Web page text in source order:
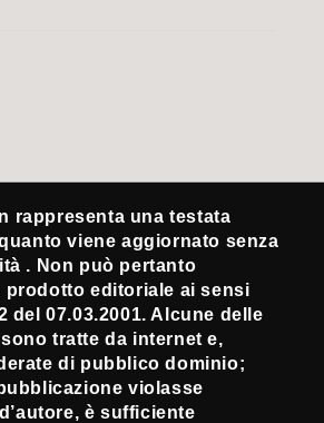
rappresenta una testata
viene aggiornato senza
. Non può pertanto
editoriale ai sensi
del 07.03.2001. Alcune delle
tratte da internet e,
di pubblico dominio;
violasse
è sufficiente